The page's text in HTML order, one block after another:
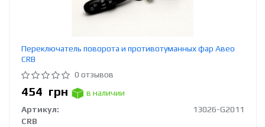
Переключатель поворота и противотуманных фар Авео
CRB
0 отзывов
454 грн
в наличии
Артикул:
13026-G2011
CRB